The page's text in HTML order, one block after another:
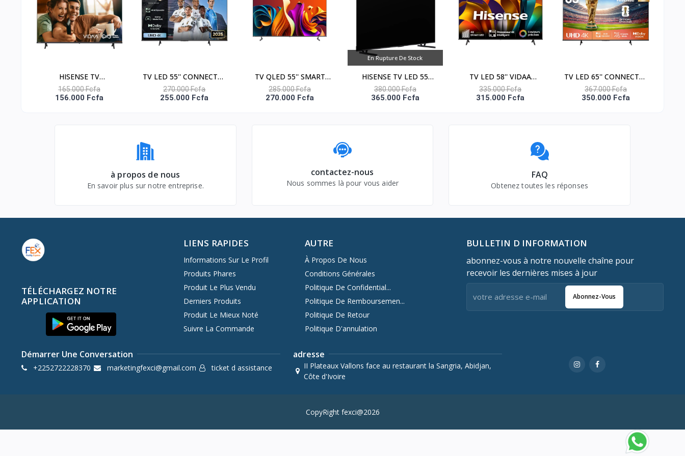
Applications disponibles NETFLIX-YOUTUBE-PRIME VIDEO
Connectivity
Ethernet (LAN)
HDR HDR10+ decoding
GAME MODE
Capteur Eco Non
HISENSE TV
CONNECTEE VIDAA LED
50'' APPLE HOME -
165.000 Fcfa
156.000 Fcfa
TV LED 55'' CONNECTEE
VIDAA 4K UHD - APPLE
HOME - 55A6Q
270.000 Fcfa
255.000 Fcfa
TV QLED 55'' SMART
VIDAA - 4K UHD - 55Q6N
285.000 Fcfa
270.000 Fcfa
En Rupture De Stock
HISENSE TV LED 55
CONNECTEE MINI-LED
ULED - 55U6Q PRO
380.000 Fcfa
365.000 Fcfa
TV LED 58'' VIDAA
SMART - 4K UHD -
58A6N
335.000 Fcfa
315.000 Fcfa
TV LED 65'' CONNECTEE
VIDAA 4K UHD - APPLE
HOME - 65A6Q
367.000 Fcfa
350.000 Fcfa
à propos de nous
En savoir plus sur notre entreprise.
contactez-nous
Nous sommes là pour vous aider
FAQ
Obtenez toutes les réponses
TÉLÉCHARGEZ NOTRE
APPLICATION
LIENS RAPIDES
Informations Sur Le Profil
Produits Phares
Produit Le Plus Vendu
Derniers Produits
Produit Le Mieux Noté
Suivre La Commande
AUTRE
À Propos De Nous
Conditions Générales
Politique De Confidential...
Politique De Remboursemen...
Politique De Retour
Politique D'annulation
BULLETIN D INFORMATION
abonnez-vous à notre nouvelle chaîne pour
recevoir les dernières mises à jour
Abonnez-Vous
Démarrer Une Conversation
+2252722228370 marketingfexci@gmail.com ticket d assistance
adresse
II Plateaux Vallons face au restaurant la Sangria, Abidjan,
Côte d'Ivoire
CopyRight fexci@2026